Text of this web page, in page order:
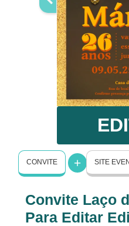
CONVITE SITE
Convite Laço
Para Editar